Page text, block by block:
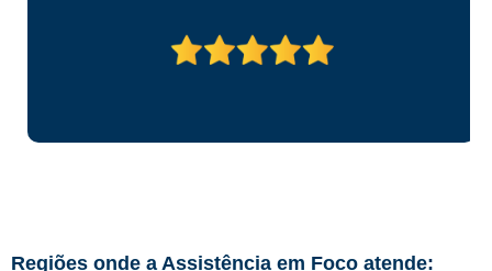
Regiões onde a Assistência em Foco atende: